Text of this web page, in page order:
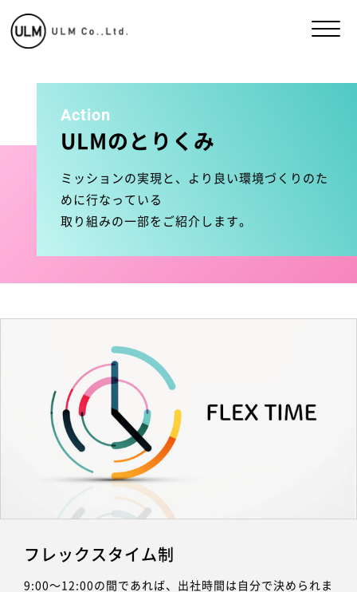
Action
ULMのとりくみ
ミッションの実現と、より良い環境づくりのた
めに行なっている
取り組みの一部をご紹介します。
フレックスタイム制
9:00〜12:00の間であれば、出社時間は自分で決められま